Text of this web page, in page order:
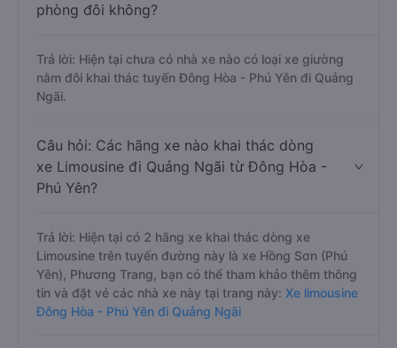
phòng đôi không?
Trả lời: Hiện tại chưa có nhà xe nào có loại xe giường
nằm đôi khai thác tuyến Đông Hòa - Phú Yên đi Quảng
Ngãi.
Câu hỏi: Các hãng xe nào khai thác dòng
xe Limousine đi Quảng Ngãi từ Đông Hòa -
Phú Yên?
Trả lời: Hiện tại có 2 hãng xe khai thác dòng xe
Limousine trên tuyến đường này là xe Hồng Sơn (Phú
Yên), Phương Trang, bạn có thể tham khảo thêm thông
tin và đặt vé các nhà xe này tại trang này: Xe limousine
Đông Hòa - Phú Yên đi Quảng Ngãi